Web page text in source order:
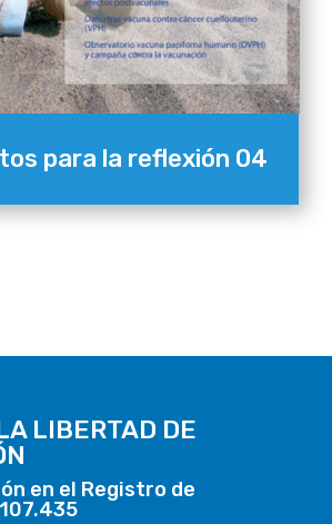
para la reflexión 04
LIBERTAD DE
en el Registro de